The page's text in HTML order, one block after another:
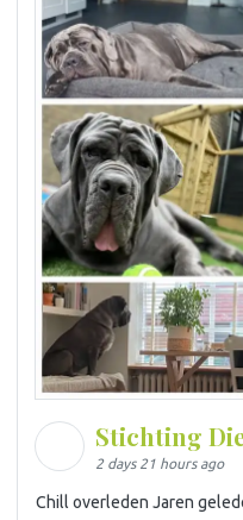
Stichting
2 days 21 hours ago
Chill overleden Jaren